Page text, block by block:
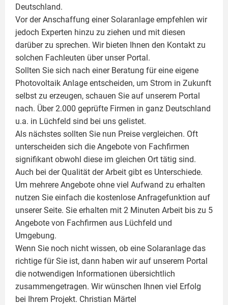
Deutschland.
Vor der Anschaffung einer Solaranlage empfehlen wir
jedoch Experten hinzu zu ziehen und mit diesen
darüber zu sprechen. Wir bieten Ihnen den Kontakt zu
solchen Fachleuten über unser Portal.
Sollten Sie sich nach einer Beratung für eine eigene
Photovoltaik Anlage entscheiden, um Strom in Zukunft
selbst zu erzeugen, schauen Sie auf unserem Portal
nach. Über 2.000 geprüfte Firmen in ganz Deutschland
u.a. in Lüchfeld sind bei uns gelistet.
Als nächstes sollten Sie nun Preise vergleichen. Oft
unterscheiden sich die Angebote von Fachfirmen
signifikant obwohl diese im gleichen Ort tätig sind.
Auch bei der Qualität der Arbeit gibt es Unterschiede.
Um mehrere Angebote ohne viel Aufwand zu erhalten
nutzen Sie einfach die kostenlose Anfragefunktion auf
unserer Seite. Sie erhalten mit 2 Minuten Arbeit bis zu 5
Angebote von Fachfirmen aus Lüchfeld und
Umgebung.
Wenn Sie noch nicht wissen, ob eine Solaranlage das
richtige für Sie ist, dann haben wir auf unserem Portal
die notwendigen Informationen übersichtlich
zusammengetragen. Wir wünschen Ihnen viel Erfolg
bei Ihrem Projekt. Christian Märtel